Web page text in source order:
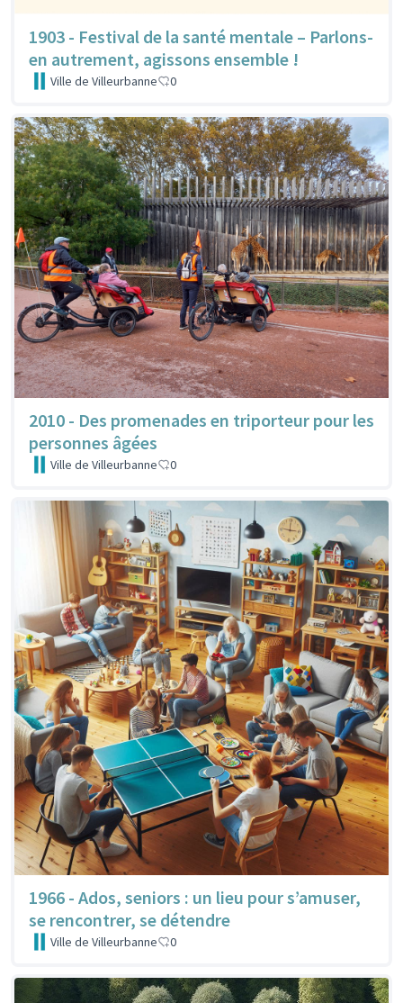
1903 - Festival de la santé mentale – Parlons-
en autrement, agissons ensemble !
Ville de Villeurbanne 0
2010 - Des promenades en triporteur pour les
personnes âgées
Ville de Villeurbanne 0
1966 - Ados, seniors : un lieu pour s’amuser,
se rencontrer, se détendre
Ville de Villeurbanne 0